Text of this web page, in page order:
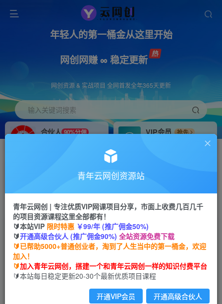
年轻人的第一桶金从这里开始
网创网赚 ∞ 稳定更新
网创资源 & 实战项目 全网首发全年365天更新
输入关键词搜索
合伙人 90%分佣
VIP会员
抢先
搭建同款网站，自己当老板
首页 创业课程 会员免费 正文
爆款文案创作变现课，从写作心态到实操技巧，速
掌握转化型文案的创作精髓
青年云网创
1年前发布
关注 私信
青年云网创资源站
青年云网创 | 专注优质VIP网课项目分享，市面上收费几百几千
的项目资源课程这里全部都有！
🔰本站VIP 限时特惠 ￥99/年 (推广佣金50%)
🔰开通高级合伙人 (推广佣金90%) 全站资源免费下载
🔰已帮助5000+普通创业者，淘到了人生当中的第一桶金，欢迎
加入！
🔰加入青年云网创，搭建一个和青年云网创一样的知识付费平台
🔰本站每日稳定更新20-30个最新优质项目课程
开通VIP会员 开通高级合伙人